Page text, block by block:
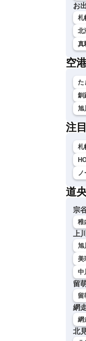
お
札
北
真
空
た
釧
旭
注
札
道
宗
稚
上
旭
美
中
留
留
網
網
北